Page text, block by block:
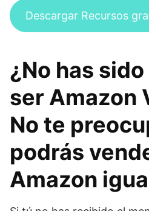
Descargar Recursos
¿No has
ser Amazon
No te
podrás
Amazon